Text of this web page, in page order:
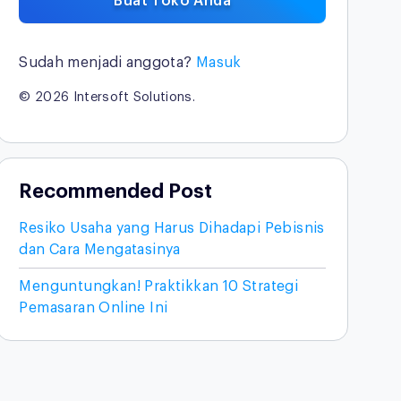
Sudah menjadi anggota? Masuk
© 2026 Intersoft Solutions.
Recommended Post
Resiko Usaha yang Harus Dihadapi Pebisnis
dan Cara Mengatasinya
Menguntungkan! Praktikkan 10 Strategi
Pemasaran Online Ini